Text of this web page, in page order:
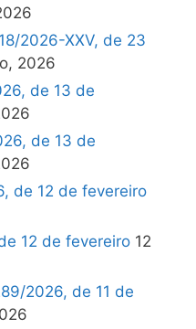
2026-XXV, de 23
2026
de 13 de
de 13 de
de 12 de fevereiro
12 de fevereiro 12
2026, de 11 de